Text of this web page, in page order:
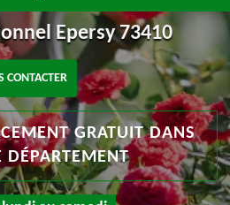
Epersy 73410
CONTACTER
GRATUIT DANS
DÉPARTEMENT